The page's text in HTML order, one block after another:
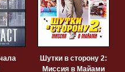
Шутки в сторону 2:
Миссия в Майами